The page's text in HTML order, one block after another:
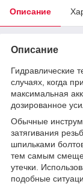
Описание
Описание
Гидравлические
случаях, когда
максимальная
дозированное
Обычные
затягивания
шпильками
тем самым
утечки.
подобные